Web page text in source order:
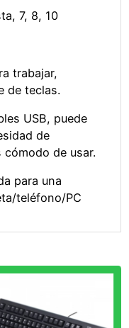
7, 8, 10
trabajar,
de teclas.
USB, puede
de
de usar.
para una
teléfono/PC